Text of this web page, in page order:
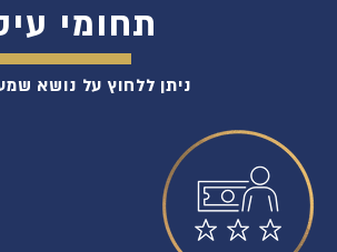
תחומי
ניתן ללחוץ על נושא